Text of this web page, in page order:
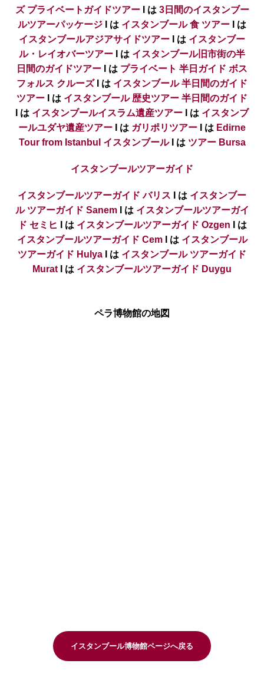
ズ プライベートガイドツアーI は 3日間のイスタンブー
ルツアーパッケージ I は イスタンブール 食 ツアー I は
イスタンブールアジアサイドツアー I は イスタンブー
ル・レイオバーツアー I は イスタンブール旧市街の半
日間のガイドツアー I は プライベート 半日ガイド ボス
フォルス クルーズI は イスタンブール 半日間のガイド
ツアー I は イスタンブール 歴史ツアー 半日間のガイド
I は イスタンブールイスラム遺産ツアー I は イスタンブ
ールユダヤ遺産ツアー I は ガリポリツアー I は Edirne
Tour from Istanbul イスタンブールI は ツアー Bursa
イスタンブールツアーガイド
イスタンブールツアーガイド バリス I は イスタンブー
ル ツアーガイド SanemI は イスタンブールツアーガイ
ド セミヒ I は イスタンブールツアーガイド Ozgen I は
イスタンブールツアーガイド CemI は イスタンブール
ツアーガイド Hulya I は イスタンブール ツアーガイド
Murat I は イスタンブールツアーガイド Duygu
ペラ博物館の地図
イスタンブール博物館ページへ戻る